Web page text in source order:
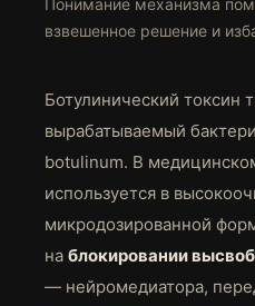
Понимание механизма
взвешенное решение и
Ботулинический токсин
вырабатываемый
botulinum. В
используется в
микродозированной
на блокировании
— нейромедиатора,